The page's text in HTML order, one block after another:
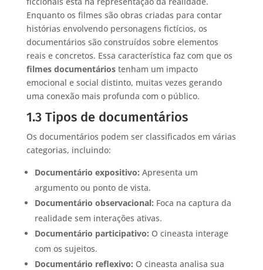
Enquanto os filmes são obras criadas para contar
histórias envolvendo personagens fictícios, os
documentários são construídos sobre elementos
reais e concretos. Essa característica faz com que os
filmes documentáriostenham um impacto
emocional e social distinto, muitas vezes gerando
uma conexão mais profunda com o público.
1.3 Tipos de documentários
Os documentários podem ser classificados em várias
categorias, incluindo:
Documentário expositivo: Apresenta um
argumento ou ponto de vista.
Documentário observacional: Foca na captura da
realidade sem interações ativas.
Documentário participativo: O cineasta interage
com os sujeitos.
Documentário reflexivo: O cineasta analisa sua